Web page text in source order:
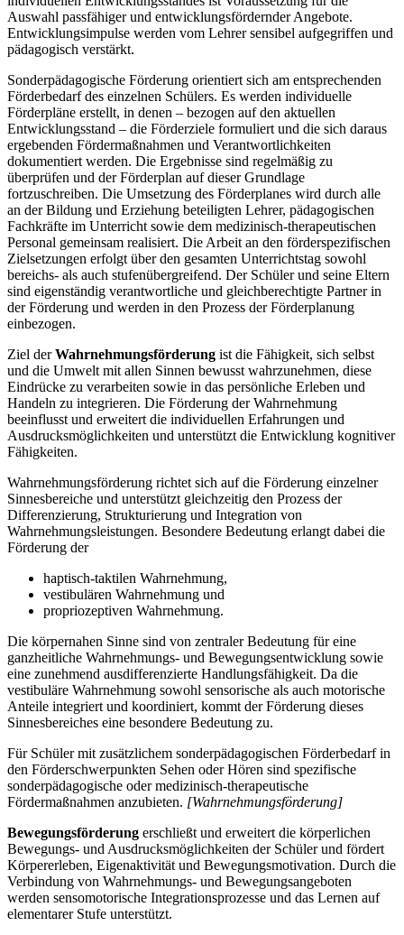
Auswahl passfähiger und entwicklungsfördernder Angebote.
Entwicklungsimpulse werden vom Lehrer sensibel aufgegriffen und
pädagogisch verstärkt.
Sonderpädagogische Förderung orientiert sich am entsprechenden
Förderbedarf des einzelnen Schülers. Es werden individuelle
Förderpläne erstellt, in denen – bezogen auf den aktuellen
Entwicklungsstand – die Förderziele formuliert und die sich daraus
ergebenden Fördermaßnahmen und Verantwortlichkeiten
dokumentiert werden. Die Ergebnisse sind regelmäßig zu
überprüfen und der Förderplan auf dieser Grundlage
fortzuschreiben. Die Umsetzung des Förderplanes wird durch alle
an der Bildung und Erziehung beteiligten Lehrer, pädagogischen
Fachkräfte im Unterricht sowie dem medizinisch-therapeutischen
Personal gemeinsam realisiert. Die Arbeit an den förderspezifischen
Zielsetzungen erfolgt über den gesamten Unterrichtstag sowohl
bereichs- als auch stufenübergreifend. Der Schüler und seine Eltern
sind eigenständig verantwortliche und gleichberechtigte Partner in
der Förderung und werden in den Prozess der Förderplanung
einbezogen.
Ziel derWahrnehmungsförderung ist die Fähigkeit, sich selbst
und die Umwelt mit allen Sinnen bewusst wahrzunehmen, diese
Eindrücke zu verarbeiten sowie in das persönliche Erleben und
Handeln zu integrieren. Die Förderung der Wahrnehmung
beeinflusst und erweitert die individuellen Erfahrungen und
Ausdrucksmöglichkeiten und unterstützt die Entwicklung kognitiver
Fähigkeiten.
Wahrnehmungsförderung richtet sich auf die Förderung einzelner
Sinnesbereiche und unterstützt gleichzeitig den Prozess der
Differenzierung, Strukturierung und Integration von
Wahrnehmungsleistungen. Besondere Bedeutung erlangt dabei die
Förderung der
haptisch-taktilen Wahrnehmung,
vestibulären Wahrnehmung und
propriozeptiven Wahrnehmung.
Die körpernahen Sinne sind von zentraler Bedeutung für eine
ganzheitliche Wahrnehmungs- und Bewegungsentwicklung sowie
eine zunehmend ausdifferenzierte Handlungsfähigkeit. Da die
vestibuläre Wahrnehmung sowohl sensorische als auch motorische
Anteile integriert und koordiniert, kommt der Förderung dieses
Sinnesbereiches eine besondere Bedeutung zu.
Für Schüler mit zusätzlichem sonderpädagogischen Förderbedarf in
den Förderschwerpunkten Sehen oder Hören sind spezifische
sonderpädagogische oder medizinisch-therapeutische
Fördermaßnahmen anzubieten. [Wahrnehmungsförderung]
Bewegungsförderung erschließt und erweitert die körperlichen
Bewegungs- und Ausdrucksmöglichkeiten der Schüler und fördert
Körpererleben, Eigenaktivität und Bewegungsmotivation. Durch die
Verbindung von Wahrnehmungs- und Bewegungsangeboten
werden sensomotorische Integrationsprozesse und das Lernen auf
elementarer Stufe unterstützt.